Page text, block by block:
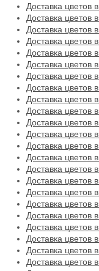
Доставка цветов
Доставка цветов
Доставка цветов
Доставка цветов
Доставка цветов
Доставка цветов
Доставка цветов
Доставка цветов
Доставка цветов
Доставка цветов
Доставка цветов
Доставка цветов
Доставка цветов
Доставка цветов
Доставка цветов
Доставка цветов
Доставка цветов
Доставка цветов
Доставка цветов
Доставка цветов
Доставка цветов
Доставка цветов
Доставка цветов